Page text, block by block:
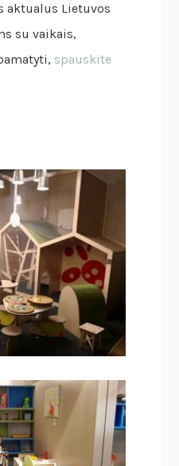
aktualus Lietuvos
su vaikais,
spauskite